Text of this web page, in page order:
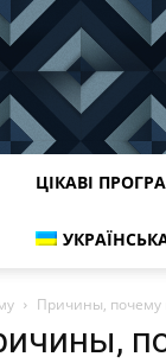
ЦІКАВІ
Причины, почему